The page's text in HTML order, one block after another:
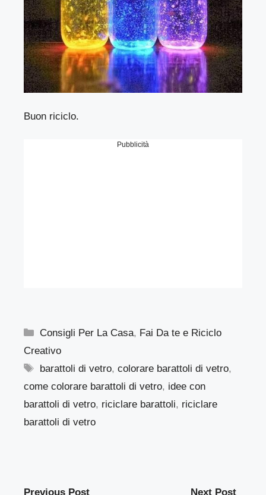
Buon riciclo.
Pubblicità
Categorie
Consigli Per La Casa, Fai Da te e Riciclo
Creativo
Tag
barattoli di vetro,colorare barattoli di vetro,
come colorare barattoli di vetro, idee con
barattoli di vetro, riciclare barattoli, riciclare
barattoli di vetro
Previous Post Next Post